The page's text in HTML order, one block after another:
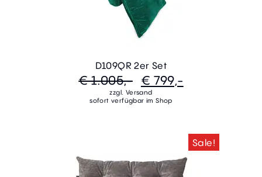
D109QR 2er Set
€ 1.005,- € 799,-
zzgl. Versand
sofort verfügbar im Shop
Sale!